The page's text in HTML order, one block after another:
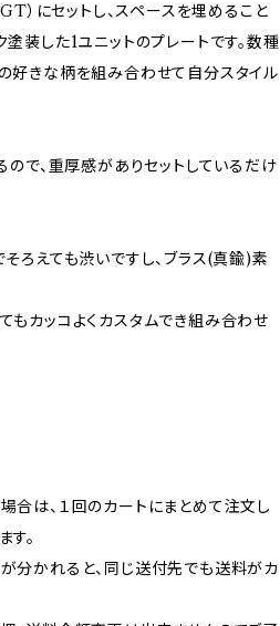
）にセットし、スペースを埋めること
塗装した1ユニットのプレートです。数種
好きな柄を組み合わせて自分スタイル
ので、重厚感がありセットしているだけ
そろえても渋いですし、ブラス(真鍮)素
もカッコよくカスタムでき組み合わせ
合は、１回のカートにまとめて注文し
す。
分かれると、同じ送付先でも送料がカ